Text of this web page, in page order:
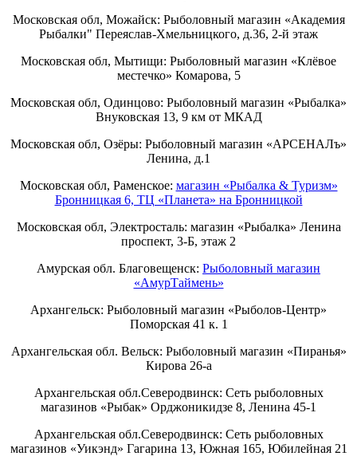
Московская обл, Можайск: Рыболовный магазин «Академия
Рыбалки" Переяслав-Хмельницкого, д.36, 2-й этаж
Московская обл, Мытищи: Рыболовный магазин «Клёвое
местечко» Комарова, 5
Московская обл, Одинцово: Рыболовный магазин «Рыбалка»
Внуковская 13, 9 км от МКАД
Московская обл, Озёры: Рыболовный магазин «АРСЕНАЛъ»
Ленина, д.1
Московская обл, Раменское: магазин «Рыбалка & Туризм»
Бронницкая 6, ТЦ «Планета» на Бронницкой
Московская обл, Электросталь: магазин «Рыбалка» Ленина
проспект, 3-Б, этаж 2
Амурская обл. Благовещенск: Рыболовный магазин
«АмурТаймень»
Архангельск: Рыболовный магазин «Рыболов-Центр»
Поморская 41 к. 1
Архангельская обл. Вельск: Рыболовный магазин «Пиранья»
Кирова 26-а
Архангельская обл.Северодвинск: Сеть рыболовных
магазинов «Рыбак» Орджоникидзе 8, Ленина 45-1
Архангельская обл.Северодвинск: Сеть рыболовных
магазинов «Уикэнд» Гагарина 13, Южная 165, Юбилейная 21